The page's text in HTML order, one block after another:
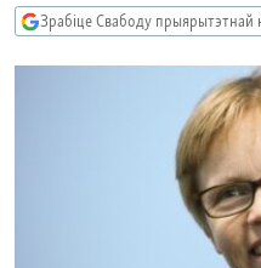
пошуку
НА ХВАЛЯХ СВАБОДЫ
Зрабіце Свабоду прыярытэтнай